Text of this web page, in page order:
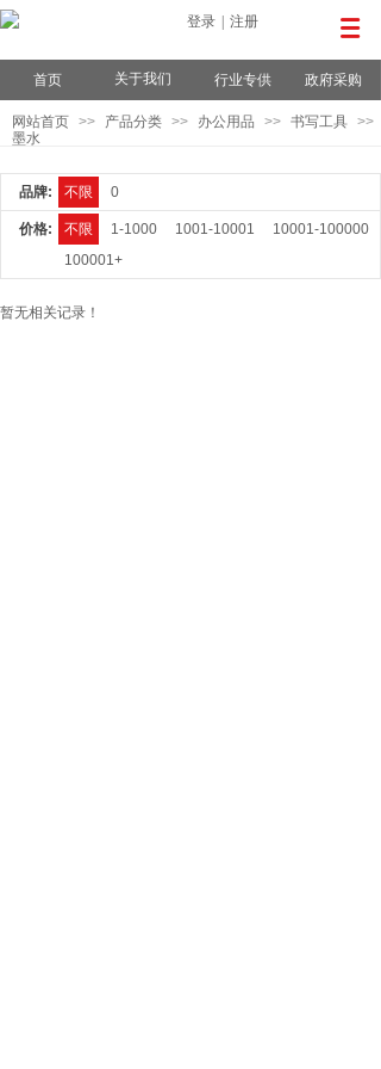
登录 注册
首页 关于我们 行业专供 政府采购
网站首页 >> 产品分类 >> 办公用品 >> 书写工具 >>
墨水
品牌: 不限 0
价格: 不限 1-1000 1001-10001
10001-100000
100001+
暂无相关记录！